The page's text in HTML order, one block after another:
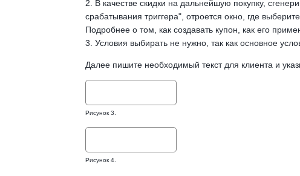
2. В качестве скидки на дальнейшую покупку,
срабатывания триггера", отроется окно, где
Подробнее о том, как создавать купон, как его
3. Условия выбирать не нужно, так как основное
Далее пишите необходимый текст для клиента и
Рисунок 3.
Рисунок 4.